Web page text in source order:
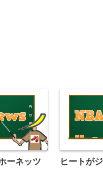
ーネッツ
ヒートが